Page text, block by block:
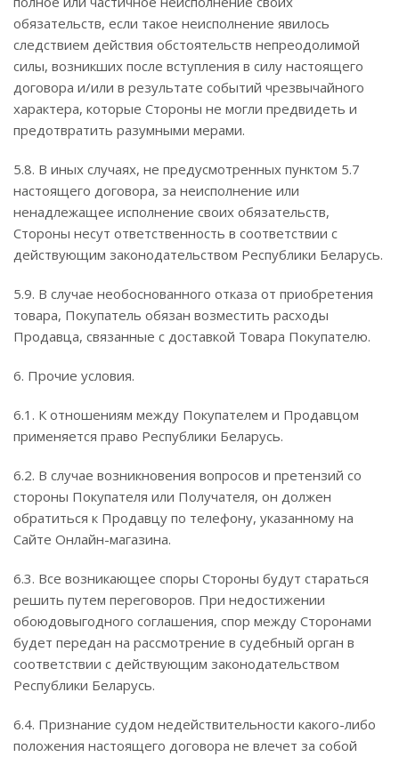
обязательств, если такое неисполнение явилось
следствием действия обстоятельств непреодолимой
силы, возникших после вступления в силу настоящего
договора и/или в результате событий чрезвычайного
характера, которые Стороны не могли предвидеть и
предотвратить разумными мерами.
5.8. В иных случаях, не предусмотренных пунктом 5.7
настоящего договора, за неисполнение или
ненадлежащее исполнение своих обязательств,
Стороны несут ответственность в соответствии с
действующим законодательством Республики Беларусь.
5.9. В случае необоснованного отказа от приобретения
товара, Покупатель обязан возместить расходы
Продавца, связанные с доставкой Товара Покупателю.
6. Прочие условия.
6.1. К отношениям между Покупателем и Продавцом
применяется право Республики Беларусь.
6.2. В случае возникновения вопросов и претензий со
стороны Покупателя или Получателя, он должен
обратиться к Продавцу по телефону, указанному на
Сайте Онлайн-магазина.
6.3. Все возникающее споры Стороны будут стараться
решить путем переговоров. При недостижении
обоюдовыгодного соглашения, спор между Сторонами
будет передан на рассмотрение в судебный орган в
соответствии с действующим законодательством
Республики Беларусь.
6.4. Признание судом недействительности какого-либо
положения настоящего договора не влечет за собой